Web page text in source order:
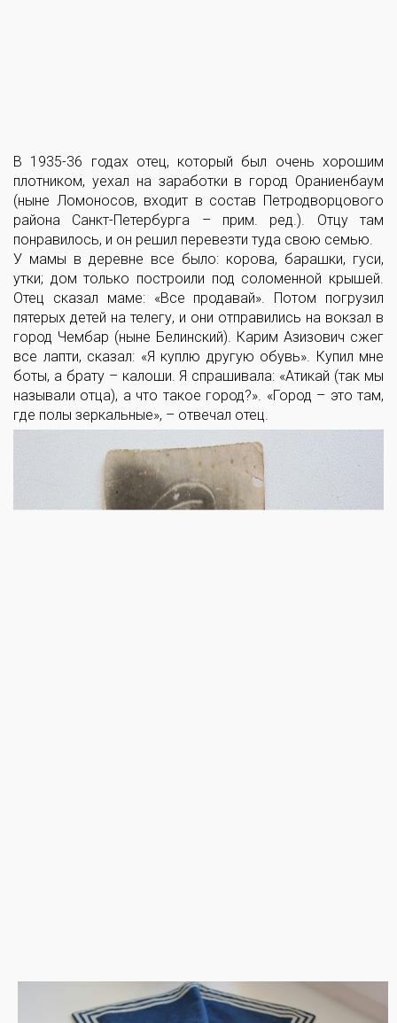
В 1935-36 годах отец, который был очень хорошим
плотником, уехал на заработки в город Ораниенбаум
(ныне Ломоносов, входит в состав Петродворцового
района Санкт-Петербурга – прим. ред.). Отцу там
понравилось, и он решил перевезти туда свою семью.
У мамы в деревне все было: корова, барашки, гуси,
утки; дом только построили под соломенной крышей.
Отец сказал маме: «Все продавай». Потом погрузил
пятерых детей на телегу, и они отправились на вокзал в
город Чембар (ныне Белинский). Карим Азизович сжег
все лапти, сказал: «Я куплю другую обувь». Купил мне
боты, а брату – калоши. Я спрашивала: «Атикай (так мы
называли отца), а что такое город?». «Город – это там,
где полы зеркальные», – отвечал отец.